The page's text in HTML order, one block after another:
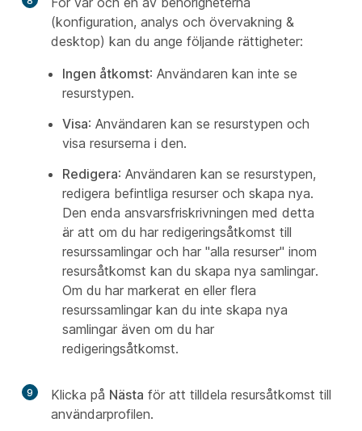
(konfiguration, analys och övervakning &
desktop) kan du ange följande rättigheter:
Ingen åtkomst: Användaren kan inte se
resurstypen.
Visa: Användaren kan se resurstypen och
visa resurserna i den.
Redigera: Användaren kan se resurstypen,
redigera befintliga resurser och skapa nya.
Den enda ansvarsfriskrivningen med detta
är att om du har redigeringsåtkomst till
resurssamlingar och har "alla resurser" inom
resursåtkomst kan du skapa nya samlingar.
Om du har markerat en eller flera
resurssamlingar kan du inte skapa nya
samlingar även om du har
redigeringsåtkomst.
9 Klicka på Nästa för att tilldela resursåtkomst till
användarprofilen.